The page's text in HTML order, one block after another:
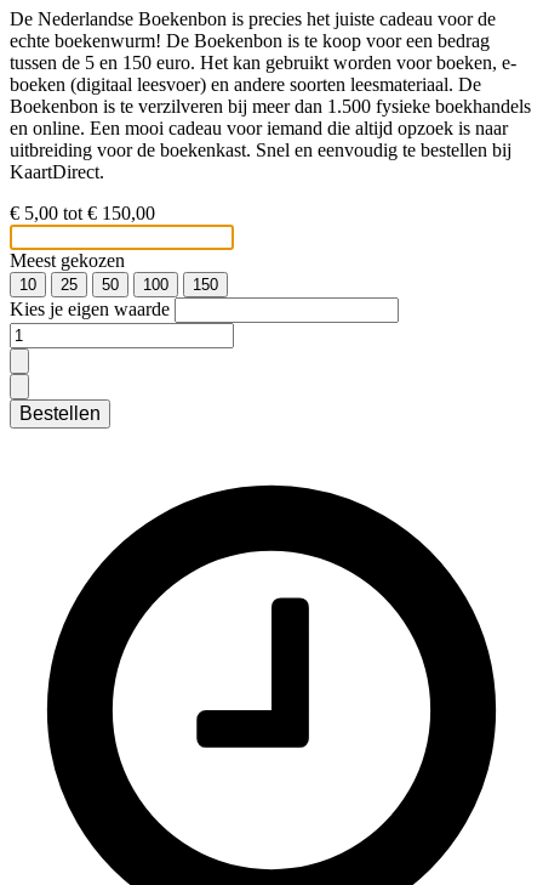
De Nederlandse Boekenbon is precies het juiste cadeau voor de
echte boekenwurm! De Boekenbon is te koop voor een bedrag
tussen de 5 en 150 euro. Het kan gebruikt worden voor boeken, e-
boeken (digitaal leesvoer) en andere soorten leesmateriaal. De
Boekenbon is te verzilveren bij meer dan 1.500 fysieke boekhandels
en online. Een mooi cadeau voor iemand die altijd opzoek is naar
uitbreiding voor de boekenkast. Snel en eenvoudig te bestellen bij
KaartDirect.
€ 5,00 tot € 150,00
Meest gekozen
10 25 50 100 150
Kies je eigen waarde
Bestellen